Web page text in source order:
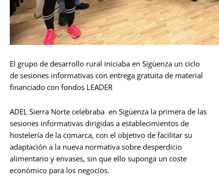
El grupo de desarrollo rural iniciaba en Sigüenza un ciclo
de sesiones informativas con entrega gratuita de material
financiado con fondos LEADER
ADEL Sierra Norte celebraba en Sigüenza la primera de las
sesiones informativas dirigidas a establecimientos de
hostelería de la comarca, con el objetivo de facilitar su
adaptación a la nueva normativa sobre desperdicio
alimentario y envases, sin que ello suponga un coste
económico para los negocios.